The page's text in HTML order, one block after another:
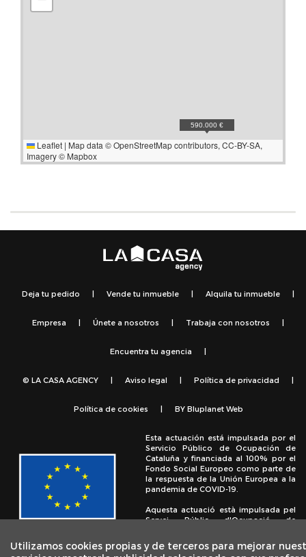
Utilizamos cookies propias y de terceros para mejorar
590.000 €
Leaflet | Map data ©OpenStreetMapcontributors, CC-BY-SA,
Imagery © Mapbox
Deja tu pedido | Vende tu inmueble | Alquila tu inmueble |
Empresa | Únete a nosotros | Trabaja con nosotros |
Encuentra tu agencia |
© LA CASA AGENCY | Aviso legal | Política de privacidad |
Política de cookies | BY Bluplanet Web
Esta actuación está impulsada por el
Servicio Público de Ocupación de
Cataluña y financiada al 100% por el
Fondo Social Europeo como parte de
la respuesta de la Unión Europea a la
pandemia de COVID-19.
Aquesta actuació està impulsada pel
Servei Públic d'Ocupació de
Fons Social Europeu com a part de la
resposta de la Unió Europea a la